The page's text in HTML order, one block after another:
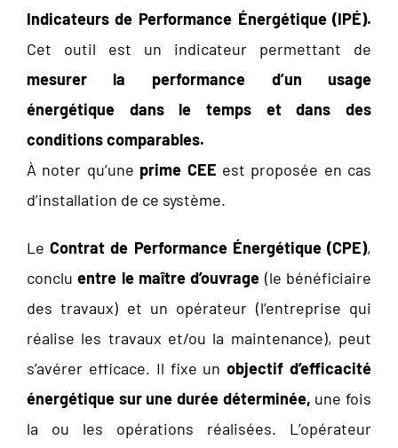
Indicateurs de Performance Énergétique (IPÉ).
Cet outil est un indicateur permettant de
mesurer la performance d’un usage
énergétique dans le temps et dans des
conditions comparables.
À noter qu’une prime CEE est proposée en cas
d’installation de ce système.
LeContrat de Performance Énergétique (CPE),
concluentre le maître d’ouvrage (le bénéficiaire
des travaux) et un opérateur (l’entreprise qui
réalise les travaux et/ou la maintenance), peut
s’avérer efficace. Il fixe unobjectif d’efficacité
énergétique sur une durée déterminée, une fois
la ou les opérations réalisées. L’opérateur